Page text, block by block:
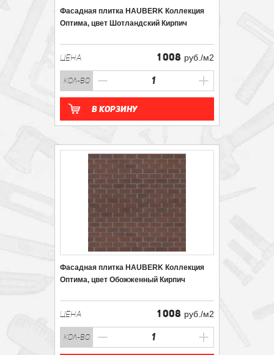
Фасадная плитка HAUBERK Коллекция
Оптима, цвет Шотландский Кирпич
ЦЕНА 1 008 руб./м2
кол-во
В корзину
Фасадная плитка HAUBERK Коллекция
Оптима, цвет Обожженный Кирпич
ЦЕНА 1 008 руб./м2
кол-во